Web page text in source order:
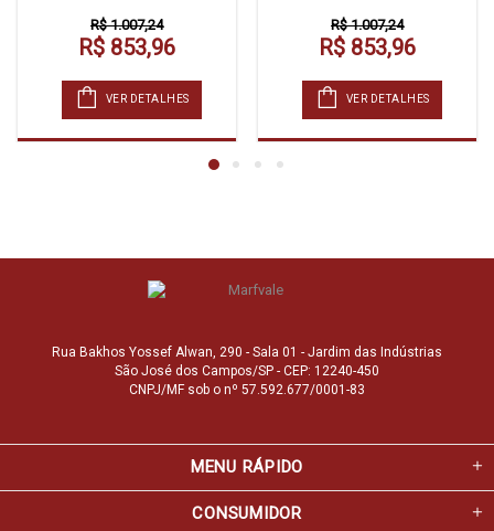
R$ 1.007,24
R$ 853,96
VER DETALHES
R$ 1.007,24
R$ 853,96
VER DETALHES
Rua Bakhos Yossef Alwan, 290 - Sala 01 - Jardim das Indústrias
São José dos Campos/SP - CEP: 12240-450
CNPJ/MF sob o nº 57.592.677/0001-83
MENU RÁPIDO
CONSUMIDOR